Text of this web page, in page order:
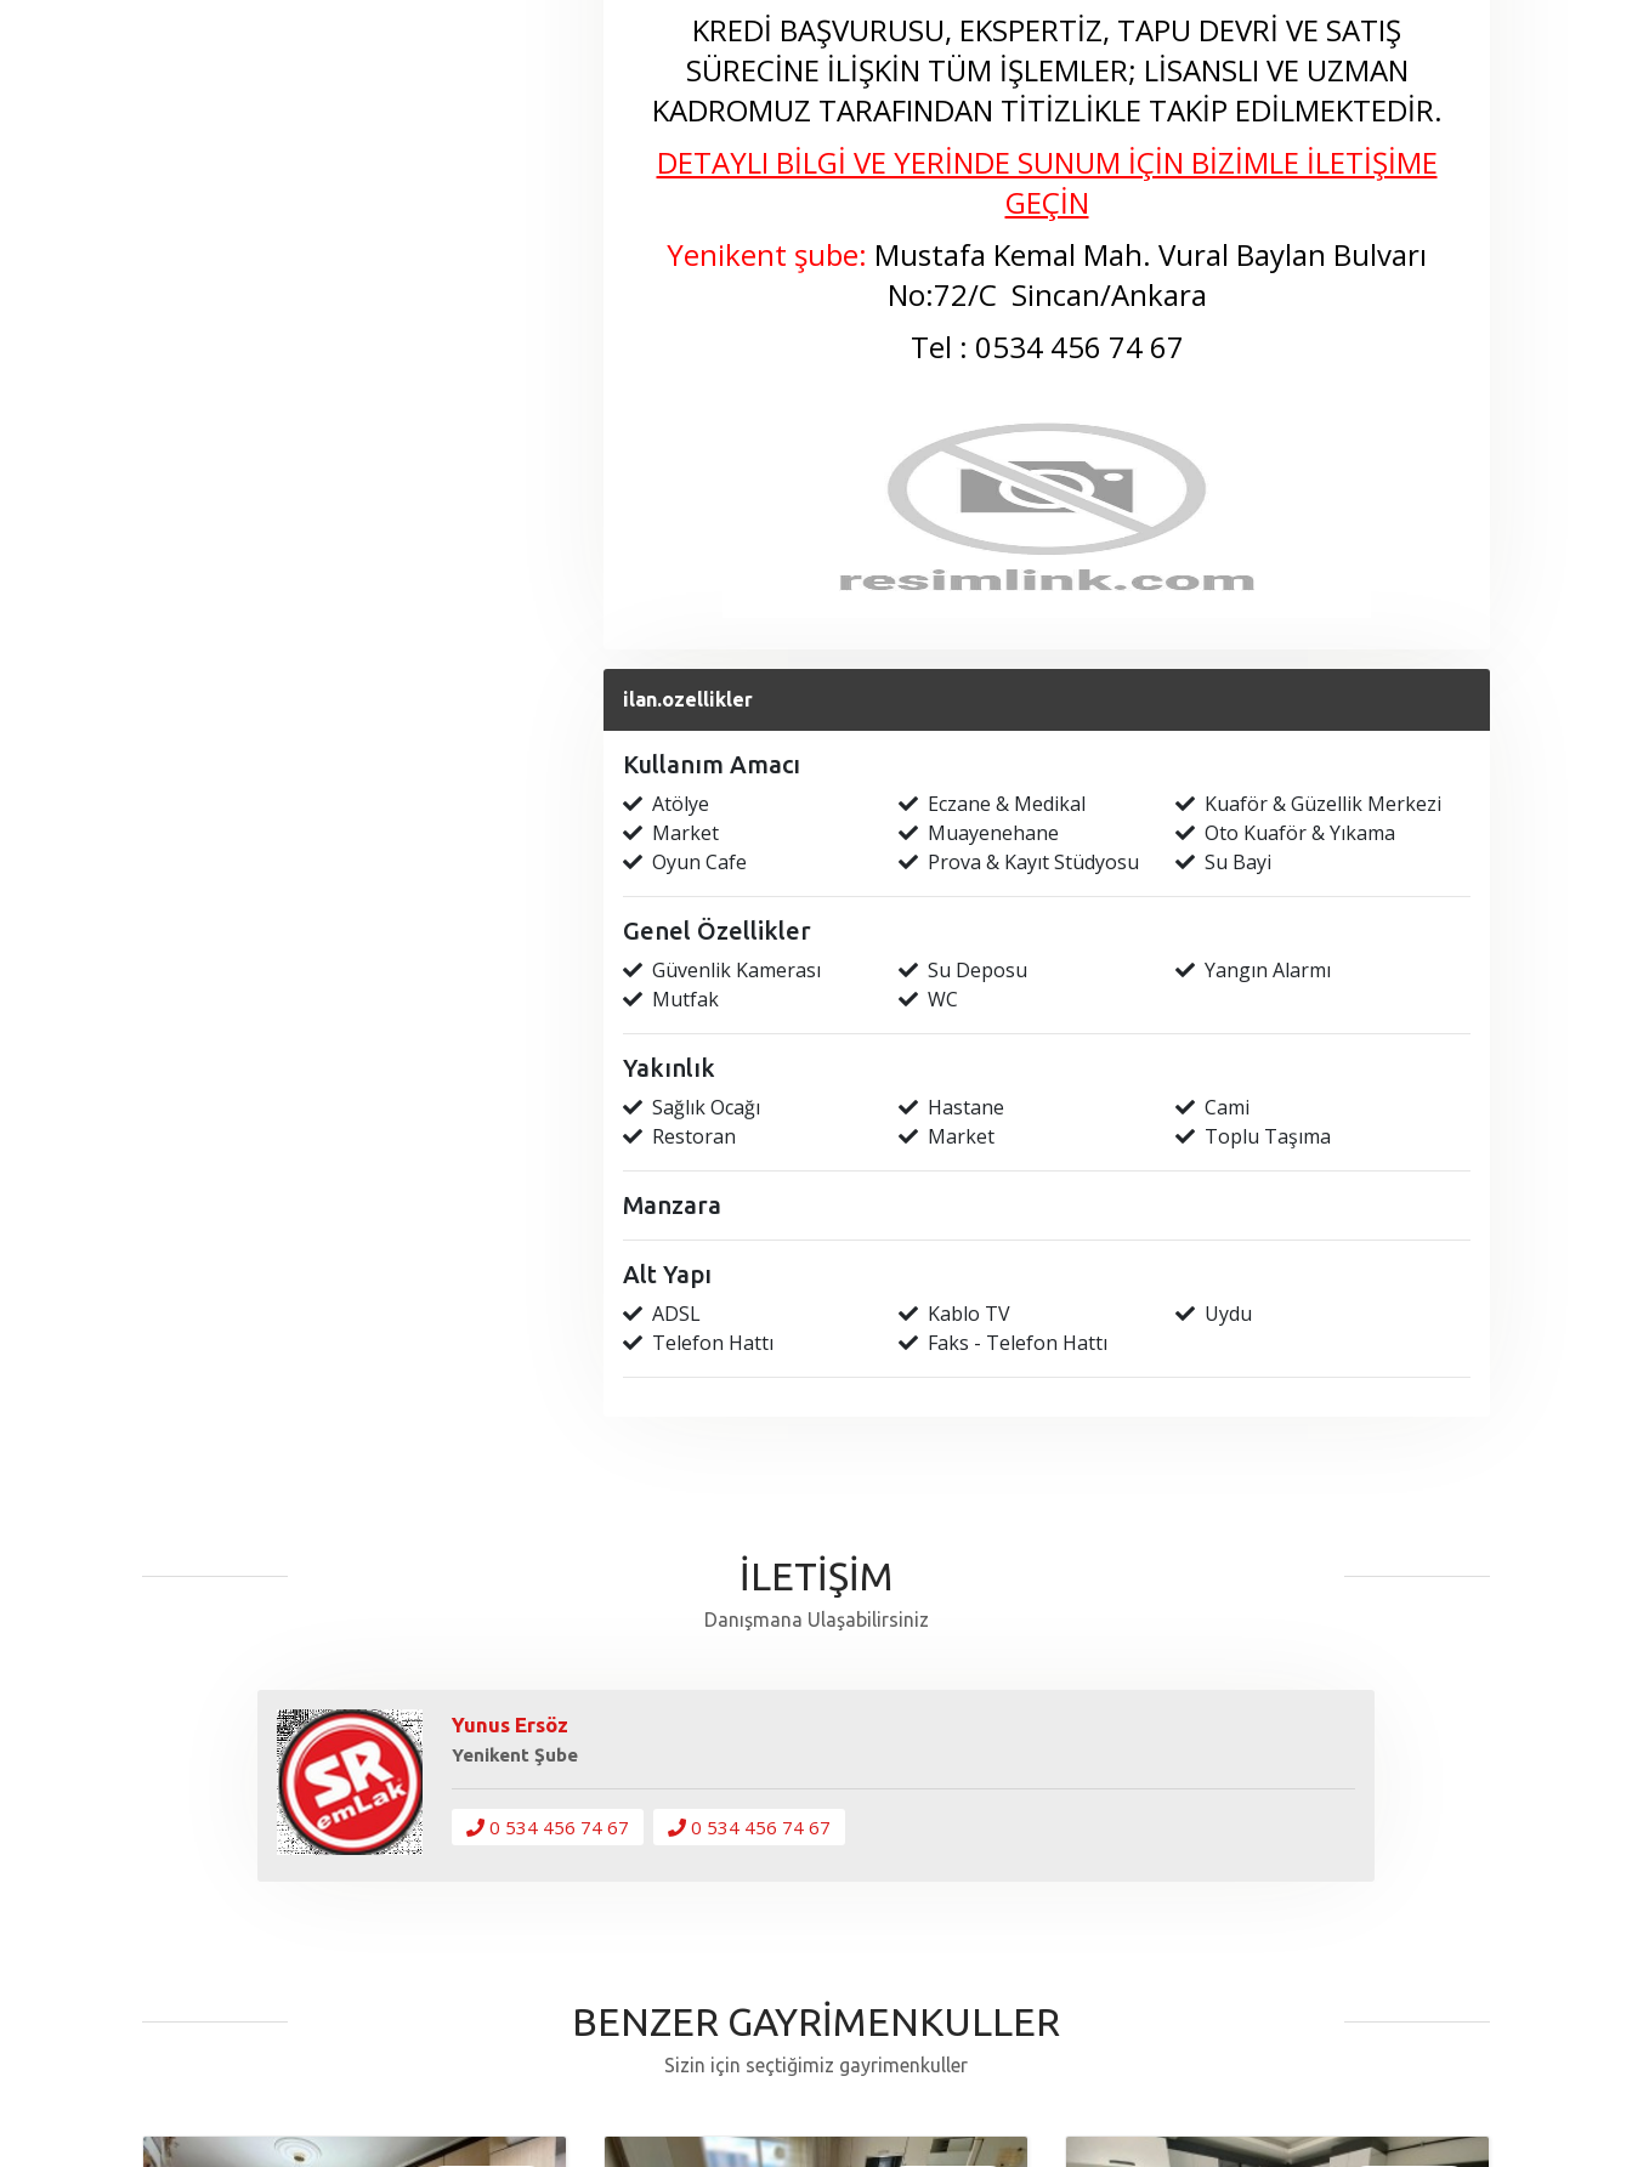
KREDİ BAŞVURUSU, EKSPERTİZ, TAPU DEVRİ VE SATIŞ
SÜRECİNE İLİŞKİN TÜM İŞLEMLER; LİSANSLI VE UZMAN
KADROMUZ TARAFINDAN TİTİZLİKLE TAKİP EDİLMEKTEDİR.
DETAYLI BİLGİ VE YERİNDE SUNUM İÇİN BİZİMLE İLETİŞİME
GEÇİN
Yenikent şube: Mustafa Kemal Mah. Vural Baylan Bulvarı
No:72/C Sincan/Ankara
Tel : 0534 456 74 67
ilan.ozellikler
Kullanım Amacı
Atölye Eczane & Medikal
Kuaför & Güzellik Merkezi
Market
Muayenehane
Oto Kuaför & Yıkama
Oyun Cafe
Prova & Kayıt Stüdyosu Su Bayi
Genel Özellikler
Güvenlik Kamerası Su Deposu
Yangın Alarmı
Mutfak
WC
Yakınlık
Sağlık Ocağı Hastane
Cami
Restoran
Market Toplu Taşıma
Manzara
Alt Yapı
ADSL Kablo TV
Uydu
Telefon Hattı
Faks - Telefon Hattı
İLETİŞİM
Danışmana Ulaşabilirsiniz
Yunus Ersöz
Yenikent Şube
0 534 456 74 67 0 534 456 74 67
BENZER GAYRİMENKULLER
Sizin için seçtiğimiz gayrimenkuller